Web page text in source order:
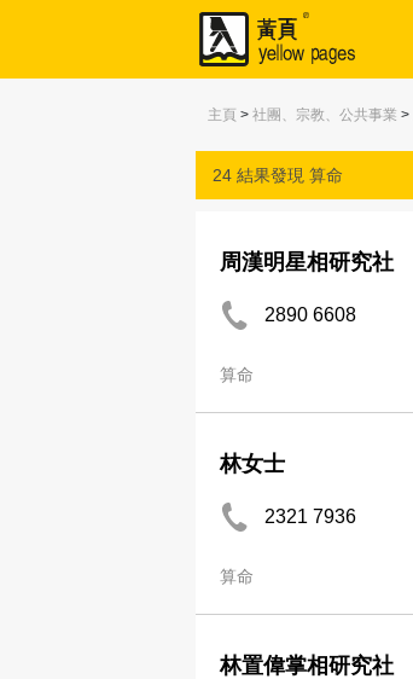
主頁 > 社團、宗教、公共事業 >
24 結果發現 算命
周漢明星相研究社
2890 6608
算命
林女士
2321 7936
算命
林置偉掌相研究社